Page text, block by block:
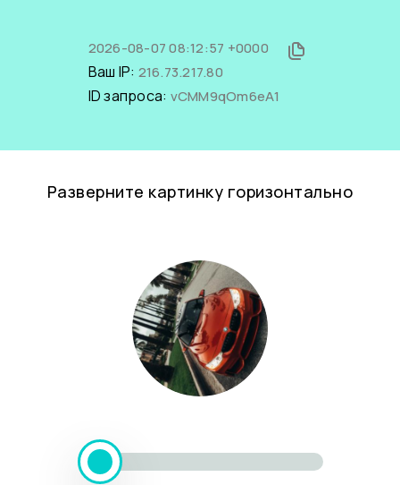
2026-08-07 08:12:57 +0000
Ваш IP: 216.73.217.80
ID запроса: vCMM9qOm6eA1
Разверните картинку горизонтально